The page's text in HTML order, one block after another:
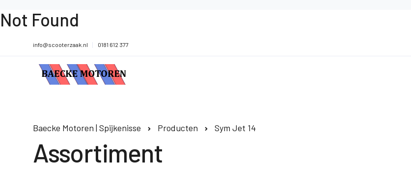
Not Found
info@scooterzaak.nl 0181 612 377
Baecke Motoren | Spijkenisse Producten Sym Jet 14
Assortiment